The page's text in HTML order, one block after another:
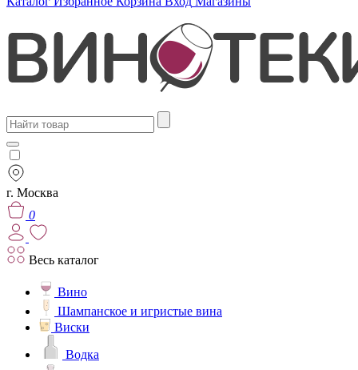
г. Москва
0
Весь каталог
Вино
Шампанское и игристые вина
Виски
Водка